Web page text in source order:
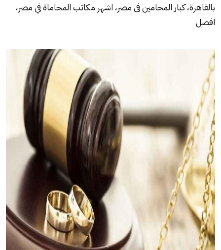
بالقاهرة، كبار المحامين فى مصر، اشهر مكاتب المحاماة في مصر،
افضل